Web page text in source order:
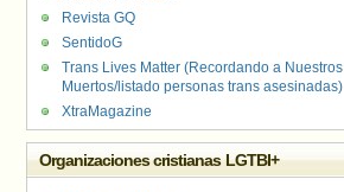
Revista GQ
SentidoG
Trans Lives Matter (Recordando a Nuestros
Muertos/listado personas trans asesinadas)
XtraMagazine
Organizaciones cristianas LGTBI+